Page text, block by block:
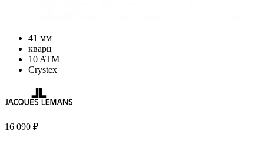
41 мм
кварц
10 ATM
Crystex
16 090 ₽